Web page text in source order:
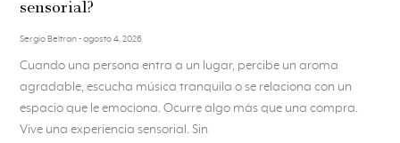
sensorial?
Sergio Beltran agosto 4, 2026
Cuando una persona entra a un lugar, percibe un aroma
agradable, escucha música tranquila o se relaciona con un
espacio que le emociona. Ocurre algo más que una compra.
Vive una experiencia sensorial. Sin